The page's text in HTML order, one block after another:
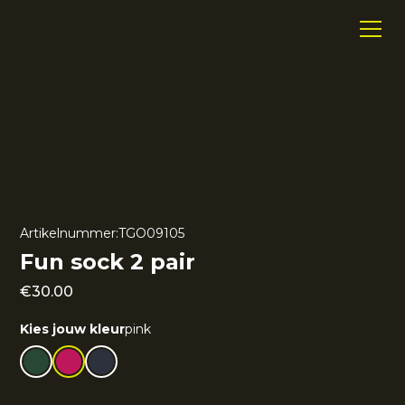
Artikelnummer:TGO09105
Fun sock 2 pair
€30.00
Kies jouw kleurpink